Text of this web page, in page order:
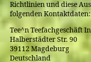
Richtlinien und diese
folgenden Kontaktdaten:
Tee^n Teefachgeschäft
Halberstädter Str. 90
39112 Magdeburg
Deutschland